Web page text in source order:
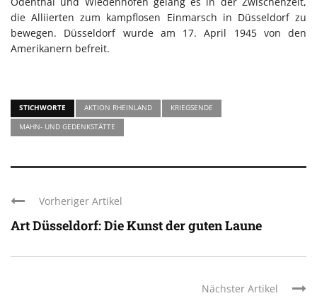
die Alliierten zum kampflosen Einmarsch in Düsseldorf zu
bewegen. Düsseldorf wurde am 17. April 1945 von den
Amerikanern befreit.
STICHWORTE AKTION RHEINLAND
KRIEGSENDE
MAHN- UND GEDENKSTÄTTE
Vorheriger Artikel
Art Düsseldorf: Die Kunst der guten Laune
Nächster Artikel